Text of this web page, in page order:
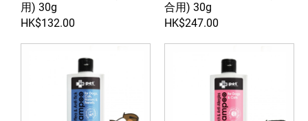
用) 30g
HK$132.00
合用) 30g
HK$247.00